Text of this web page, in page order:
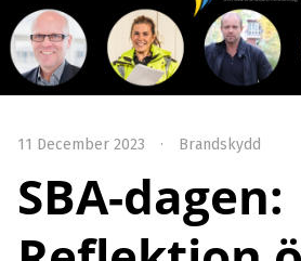
11 December 2023 · Brandskydd
SBA-dagen: